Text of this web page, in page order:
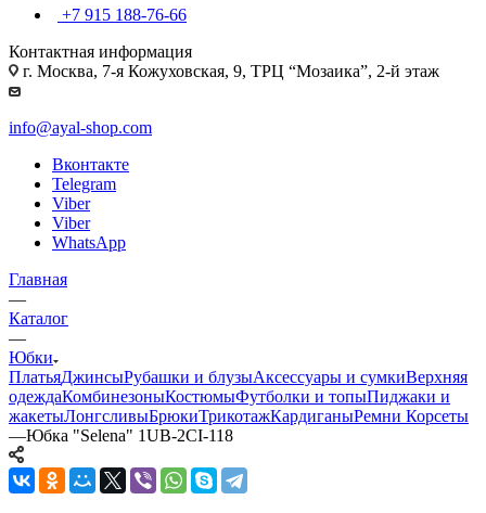
+7 915 188-76-66
Контактная информация
г. Москва, 7-я Кожуховская, 9, ТРЦ “Мозаика”, 2-й этаж
info@ayal-shop.com
Вконтакте
Telegram
Viber
Viber
WhatsApp
Главная
—
Каталог
—
Юбки
ПлатьяДжинсыРубашки и блузыАксессуары и сумкиВерхняя
одеждаКомбинезоныКостюмыФутболки и топыПиджаки и
жакетыЛонгсливыБрюкиТрикотажКардиганыРемни Корсеты
—Юбка "Selena" 1UB-2CI-118